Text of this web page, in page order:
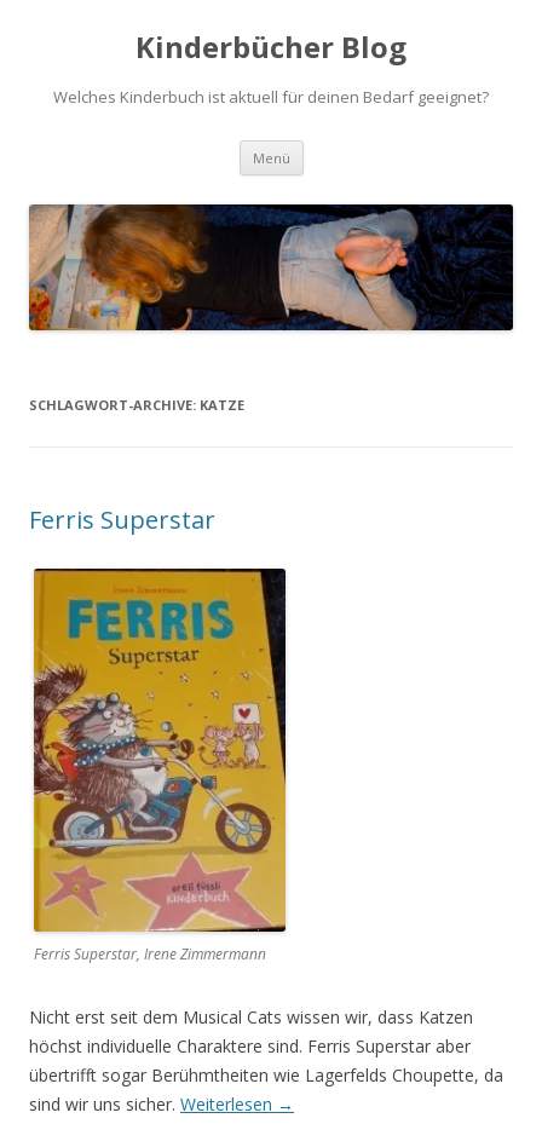
Kinderbücher Blog
Welches Kinderbuch ist aktuell für deinen Bedarf geeignet?
Menü Springe
Inhalt
SCHLAGWORT-ARCHIVE: KATZE
Ferris Superstar
Ferris Superstar, Irene Zimmermann
Nicht erst seit dem Musical Cats wissen wir, dass Katzen
höchst individuelle Charaktere sind. Ferris Superstar aber
übertrifft sogar Berühmtheiten wie Lagerfelds Choupette, da
sind wir uns sicher. Weiterlesen →